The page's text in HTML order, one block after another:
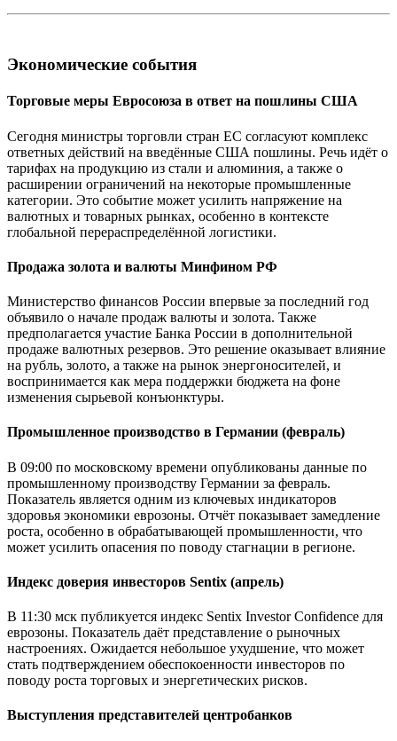
Экономические события
Торговые меры Евросоюза в ответ на пошлины США
Сегодня министры торговли стран ЕС согласуют комплекс
ответных действий на введённые США пошлины. Речь идёт о
тарифах на продукцию из стали и алюминия, а также о
расширении ограничений на некоторые промышленные
категории. Это событие может усилить напряжение на
валютных и товарных рынках, особенно в контексте
глобальной перераспределённой логистики.
Продажа золота и валюты Минфином РФ
Министерство финансов России впервые за последний год
объявило о начале продаж валюты и золота. Также
предполагается участие Банка России в дополнительной
продаже валютных резервов. Это решение оказывает влияние
на рубль, золото, а также на рынок энергоносителей, и
воспринимается как мера поддержки бюджета на фоне
изменения сырьевой конъюнктуры.
Промышленное производство в Германии (февраль)
В 09:00 по московскому времени опубликованы данные по
промышленному производству Германии за февраль.
Показатель является одним из ключевых индикаторов
здоровья экономики еврозоны. Отчёт показывает замедление
роста, особенно в обрабатывающей промышленности, что
может усилить опасения по поводу стагнации в регионе.
Индекс доверия инвесторов Sentix (апрель)
В 11:30 мск публикуется индекс Sentix Investor Confidence для
еврозоны. Показатель даёт представление о рыночных
настроениях. Ожидается небольшое ухудшение, что может
стать подтверждением обеспокоенности инвесторов по
поводу роста торговых и энергетических рисков.
Выступления представителей центробанков